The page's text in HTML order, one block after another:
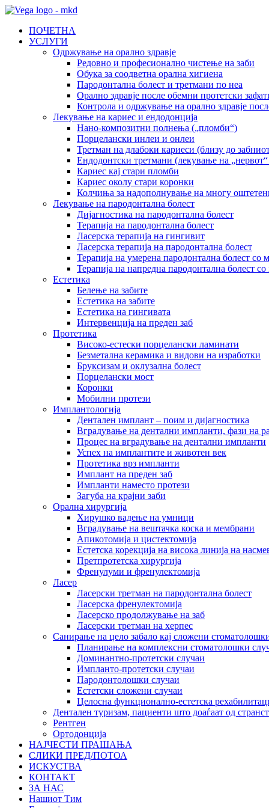
ПОЧЕТНА
УСЛУГИ
Одржување на орално здравје
Редовно и професионално чистење на заби
Обука за соодветна орална хигиена
Пародонтална болест и третмани по неа
Орално здравје после обемни протетски
Контрола и одржување на орално здравје
Лекување на кариес и ендодонција
Нано-композитни полнења („пломби“)
Порцелански инлеи и онлеи
Третман на длабоки кариеси (близу до
Ендодонтски третмани (лекување на „нервот“
Кариес кај стари пломби
Кариес околу стари коронки
Колчиња за надополнување на многу
Лекување на пародонтална болест
Дијагностика на пародонтална болест
Терапија на пародонтална болест
Ласерска терапија на гингивит
Ласерска терапија на пародoнтална болест
Терапија на умерена пародонтална болест
Терапија на напредна пародонтална болест
Естетика
Белење на забите
Естетика на забите
Естетика на гингивата
Интервенција на преден заб
Протетика
Високо-естески порцелански ламинати
Безметална керамика и видови на изработки
Бруксизам и оклузална болест
Порцелански мост
Коронки
Мобилни протези
Имплантологија
Дентален имплант – поим и дијагностика
Вградување на дентални импланти, фази на
Процес на вградување на дентални импланти
Успех на имплантите и животен век
Протетика врз импланти
Имплант на преден заб
Импланти наместо протези
Загуба на крајни заби
Орална хирургија
Хирушко вадење на умници
Вградување на вештачка коска и мембрани
Апикотомија и цистектомија
Естетска корекција на висока линија на
Претпротетска хирургија
Френулуми и френулектомија
Ласер
Ласерски третман на пародонтална болест
Ласерска френулектомија
Ласерско продолжување на заб
Ласерски третман на херпес
Санирање на цело забало кај сложени
Планирање на комплексни стоматолошки
Доминантно-протетски случаи
Импланто-протетски случаи
Пародонтолошки случаи
Естетски сложени случаи
Целосна функционално-естетска
Дентален туризам, пациенти што доаѓаат од
Рентген
Ортодонција
НАЈЧЕСТИ ПРАШАЊА
СЛИКИ ПРЕД/ПОТОА
ИСКУСТВА
КОНТАКТ
ЗА НАС
Нашиот Тим